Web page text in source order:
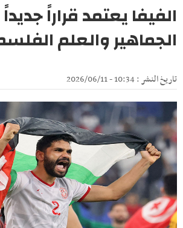
الفيفا يعتمد قراراً
الجماهير والعلم
تاريخ النشر : 10:34 - 2026/06/11